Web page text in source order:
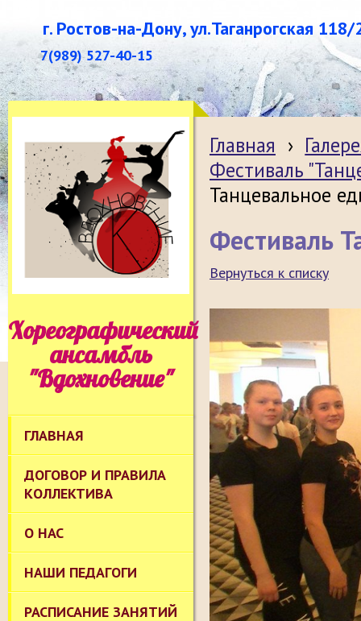
г. Ростов-на-Дону, ул.Таганрогская 118/
7(989) 527-40-15
Хореографический
ансамбль
"Вдохновение"
ГЛАВНАЯ
ДОГОВОР И ПРАВИЛА
КОЛЛЕКТИВА
О НАС
НАШИ ПЕДАГОГИ
РАСПИСАНИЕ ЗАНЯТИЙ
Главная ›
Фестиваль
Танцевальное
Фестиваль
Вернуться к списку